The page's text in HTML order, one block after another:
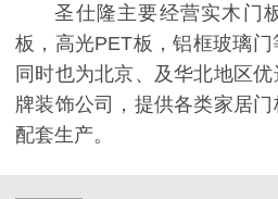
圣仕隆主要经营实木门
板，高光PET板，铝框玻璃门
同时也为北京、及华北地区
牌装饰公司，提供各类家居
配套生产。